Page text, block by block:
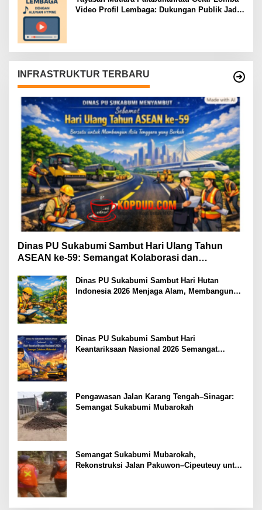
Video Profil Lembaga: Dukungan Publik Jadi
INFRASTRUKTUR TERBARU
Dinas PU Sukabumi Sambut Hari Ulang Tahun
ASEAN ke-59: Semangat Kolaborasi dan
Dinas PU Sukabumi Sambut Hari Hutan
Indonesia 2026 Menjaga Alam, Membangun
Dinas PU Sukabumi Sambut Hari
Keantariksaan Nasional 2026 Semangat
Pengawasan Jalan Karang Tengah–Sinagar:
Semangat Sukabumi Mubarokah
Semangat Sukabumi Mubarokah,
Rekonstruksi Jalan Pakuwon–Cipeuteuy untuk